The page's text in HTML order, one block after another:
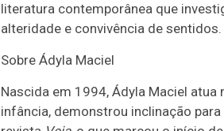
literatura contemporânea que
alteridade e convivência de sentidos.
Sobre Ádyla Maciel
Nascida em 1994, Ádyla Maciel
infância, demonstrou inclinação